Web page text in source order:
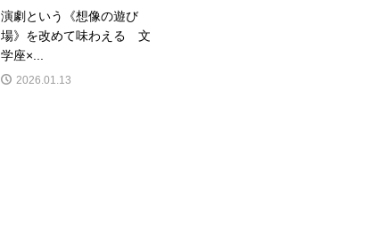
演劇という《想像の遊び
場》を改めて味わえる 文
学座×...
2026.01.13